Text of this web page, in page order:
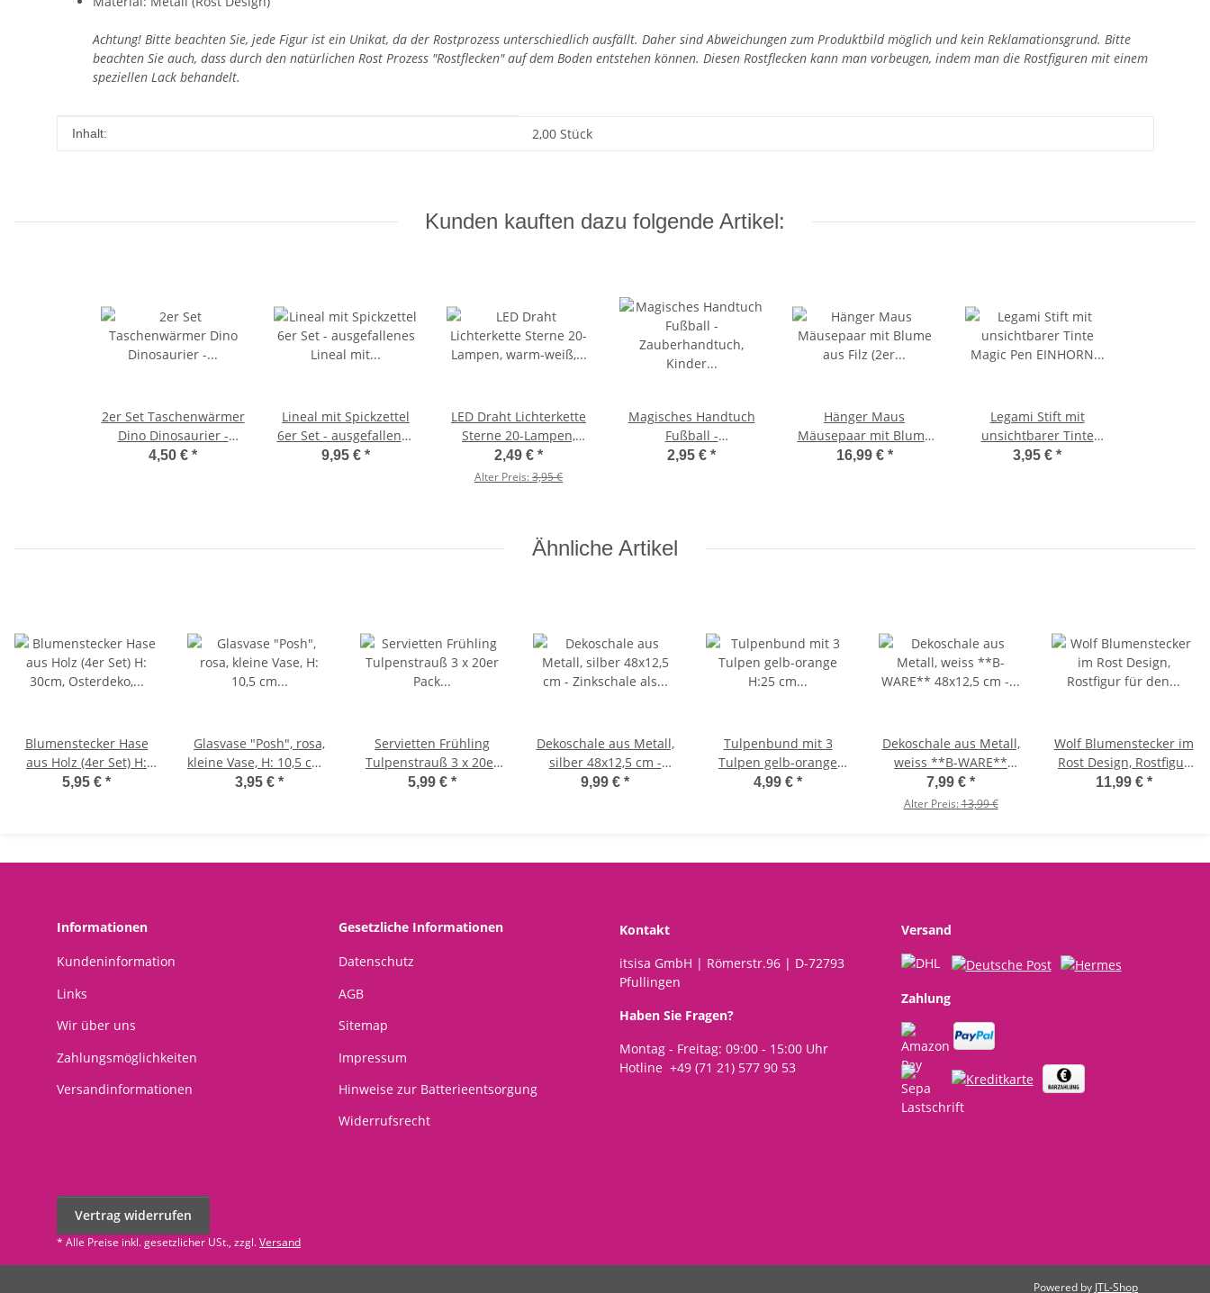
Achtung! Bitte beachten Sie, jede Figur ist ein Unikat, da der Rostprozess unterschiedlich ausfällt. Daher sind Abweichungen zum Produktbild möglich und kein Reklamationsgrund. Bitte
beachten Sie auch, dass durch den natürlichen Rost Prozess "Rostflecken" auf dem Boden entstehen können. Diesen Rostflecken kann man vorbeugen, indem man die Rostfiguren mit einem
speziellen Lack behandelt.
Produkteigenschaft
Wert
Inhalt: 2,00 Stück
Kunden kauften dazu folgende Artikel:
2er Set Taschenwärmer
Dino Dinosaurier -
Wichtelgeschenk -
4,50 € *
Lineal mit Spickzettel
6er Set - ausgefallenes
Lineal mit Spickzettel,
9,95 € *
LED Draht Lichterkette
Sterne 20-Lampen,
warm-weiß,
Drahtlichterkette,
2,49 € *
Alter Preis:3,95 €
Magisches Handtuch
Fußball -
Zauberhandtuch,
2,95 € *
Hänger Maus
Mäusepaar mit Blume
aus Filz (2er Set) H:13
16,99 € *
Legami Stift mit
unsichtbarer Tinte
Magic Pen EINHORN
3,95 € *
Ähnliche Artikel
Blumenstecker Hase
aus Holz (4er Set) H:
30cm, Osterdeko,
5,95 € *
Glasvase "Posh", rosa,
kleine Vase, H: 10,5 cm -
kleine Vasen,
3,95 € *
Servietten Frühling
Tulpenstrauß 3 x 20er
Pack (33x33 cm) -
5,99 € *
Dekoschale aus Metall,
silber 48x12,5 cm -
Zinkschale als Mini
9,99 € *
Tulpenbund mit 3
Tulpen gelb-orange
H:25 cm künstlich, aber
4,99 € *
Dekoschale aus Metall,
weiss **B-WARE**
48x12,5 cm - Zinkschale
als Mini Teich Balkon,
7,99 € *
Alter Preis:13,99 €
Wolf Blumenstecker im
Rost Design, Rostfigur
für den Garten,
11,99 € *
Informationen
Kundeninformation
Links
Wir über uns
Zahlungsmöglichkeiten
Versandinformationen
Gesetzliche Informationen
Datenschutz
AGB
Sitemap
Impressum
Hinweise zur Batterieentsorgung
Widerrufsrecht
Kontakt
itsisa GmbH | Römerstr.96 | D-72793
Pfullingen
Haben Sie Fragen?
Montag - Freitag: 09:00 - 15:00 Uhr
Hotline +49 (71 21) 577 90 53
Versand
Zahlung
Vertrag widerrufen
* Alle Preise inkl. gesetzlicher USt., zzgl.Versand
Powered by JTL-Shop